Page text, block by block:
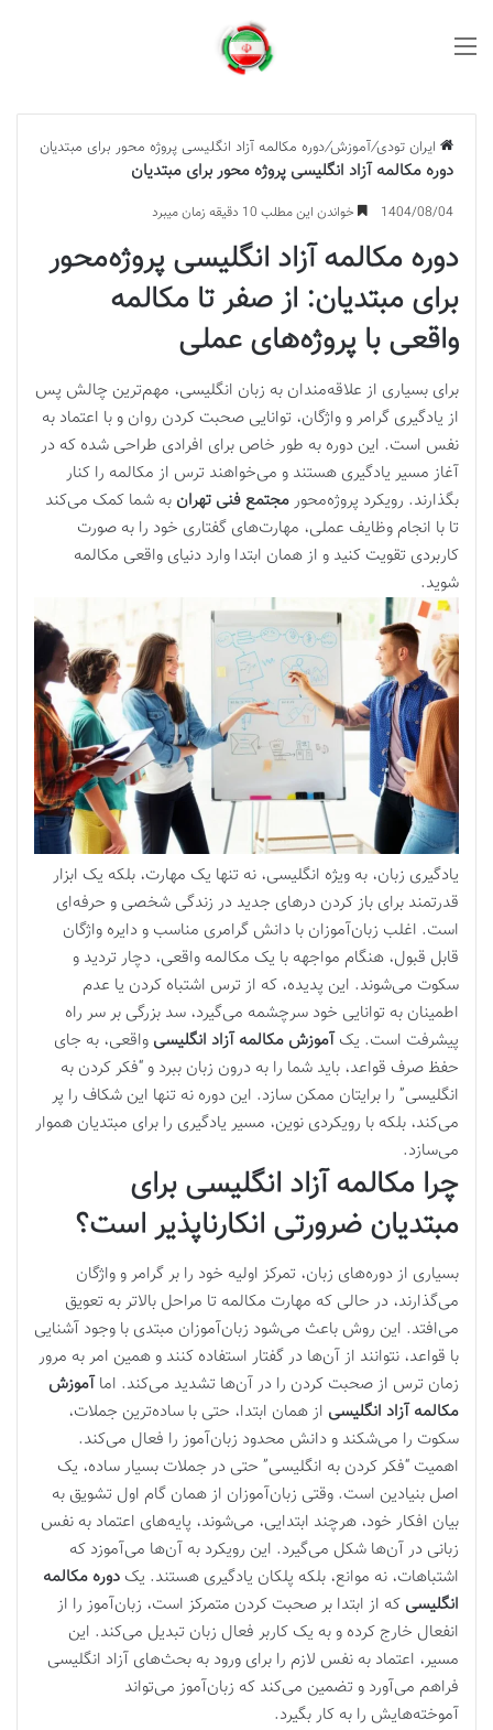
ایران تودی/آموزش/دوره مکالمه آزاد انگلیسی پروژه محور برای مبتدیان
دوره مکالمه آزاد انگلیسی پروژه محور برای مبتدیان
1404/08/04 خواندن این مطلب 10 دقیقه زمان میبرد
دوره مکالمه آزاد انگلیسی پروژه‌محور
برای مبتدیان: از صفر تا مکالمه
واقعی با پروژه‌های عملی
برای بسیاری از علاقه‌مندان به زبان انگلیسی، مهم‌ترین چالش پس
از یادگیری گرامر و واژگان، توانایی صحبت کردن روان و با اعتماد به
نفس است. این دوره به طور خاص برای افرادی طراحی شده که در
آغاز مسیر یادگیری هستند و می‌خواهند ترس از مکالمه را کنار
بگذارند. رویکرد پروژه‌محور مجتمع فنی تهران به شما کمک می‌کند
تا با انجام وظایف عملی، مهارت‌های گفتاری خود را به صورت
کاربردی تقویت کنید و از همان ابتدا وارد دنیای واقعی مکالمه
شوید.
یادگیری زبان، به ویژه انگلیسی، نه تنها یک مهارت، بلکه یک ابزار
قدرتمند برای باز کردن درهای جدید در زندگی شخصی و حرفه‌ای
است. اغلب زبان‌آموزان با دانش گرامری مناسب و دایره واژگان
قابل قبول، هنگام مواجهه با یک مکالمه واقعی، دچار تردید و
سکوت می‌شوند. این پدیده، که از ترس اشتباه کردن یا عدم
اطمینان به توانایی خود سرچشمه می‌گیرد، سد بزرگی بر سر راه
پیشرفت است. یک آموزش مکالمه آزاد انگلیسی واقعی، به جای
حفظ صرف قواعد، باید شما را به درون زبان ببرد و “فکر کردن به
انگلیسی” را برایتان ممکن سازد. این دوره نه تنها این شکاف را پر
می‌کند، بلکه با رویکردی نوین، مسیر یادگیری را برای مبتدیان هموار
می‌سازد.
چرا مکالمه آزاد انگلیسی برای
مبتدیان ضرورتی انکارناپذیر است؟
بسیاری از دوره‌های زبان، تمرکز اولیه خود را بر گرامر و واژگان
می‌گذارند، در حالی که مهارت مکالمه تا مراحل بالاتر به تعویق
می‌افتد. این روش باعث می‌شود زبان‌آموزان مبتدی با وجود آشنایی
با قواعد، نتوانند از آن‌ها در گفتار استفاده کنند و همین امر به مرور
زمان ترس از صحبت کردن را در آن‌ها تشدید می‌کند. اما آموزش
مکالمه آزاد انگلیسی از همان ابتدا، حتی با ساده‌ترین جملات،
سکوت را می‌شکند و دانش محدود زبان‌آموز را فعال می‌کند.
اهمیت “فکر کردن به انگلیسی” حتی در جملات بسیار ساده، یک
اصل بنیادین است. وقتی زبان‌آموزان از همان گام اول تشویق به
بیان افکار خود، هرچند ابتدایی، می‌شوند، پایه‌های اعتماد به نفس
زبانی در آن‌ها شکل می‌گیرد. این رویکرد به آن‌ها می‌آموزد که
اشتباهات، نه موانع، بلکه پلکان یادگیری هستند. یک دوره مکالمه
انگلیسی که از ابتدا بر صحبت کردن متمرکز است، زبان‌آموز را از
انفعال خارج کرده و به یک کاربر فعال زبان تبدیل می‌کند. این
مسیر، اعتماد به نفس لازم را برای ورود به بحث‌های آزاد انگلیسی
فراهم می‌آورد و تضمین می‌کند که زبان‌آموز می‌تواند
آموخته‌هایش را به کار بگیرد.